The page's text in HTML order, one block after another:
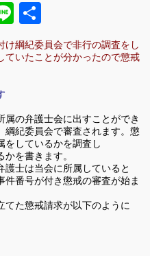
Line
有
け綱紀委員会で非行の調査をし
ていたことが分かったので懲戒
の弁護士会に出すことができ
綱紀委員会で審査されます。懲
をしているかを調査し
を書きます。
士は当会に所属していると
番号が付き懲戒の審査が始ま
てた懲戒請求が以下のように